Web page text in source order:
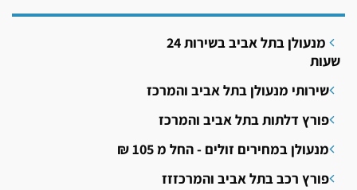
מנעולן בתל אביב בשירות 24
שעות
שירותי מנעולן בתל אביב והמרכז
פורץ דלתות בתל אביב והמרכז
מנעולן במחירים זולים - החל מ 105 ₪
פורץ רכב בתל אביב והמרכזזז